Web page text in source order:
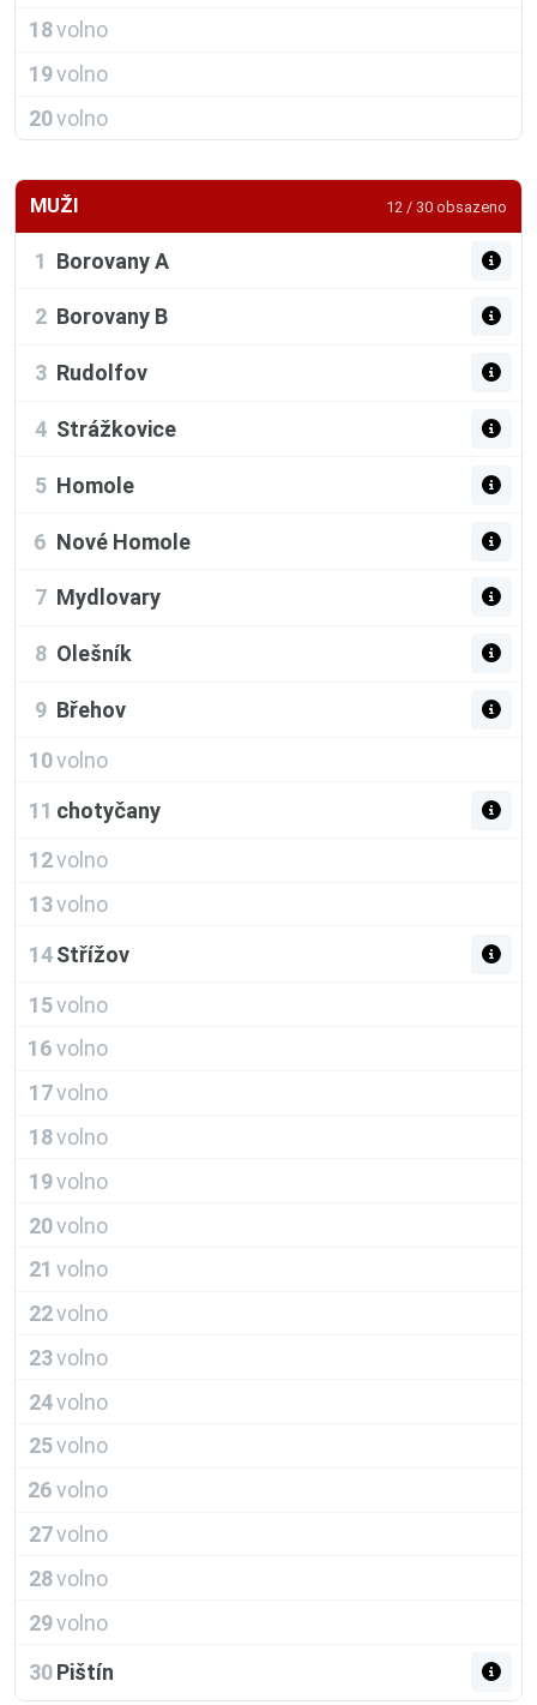
18volno
19volno
20volno
MUŽI 12 / 30 obsazeno
1 Borovany A
2 Borovany B
3 Rudolfov
4 Strážkovice
5 Homole
6 Nové Homole
7 Mydlovary
8 Olešník
9 Břehov
10volno
11 chotyčany
12volno
13volno
14 Střížov
15volno
16volno
17volno
18volno
19volno
20volno
21 volno
22volno
23volno
24volno
25volno
26volno
27volno
28volno
29volno
30 Pištín